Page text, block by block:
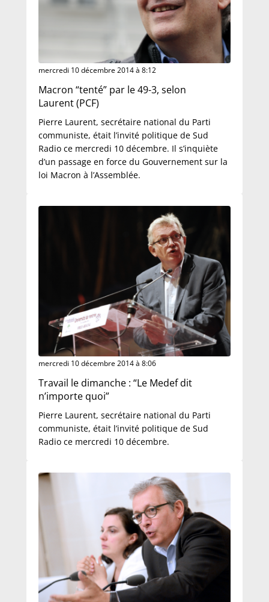
mercredi 10 décembre 2014 à 8:12
Macron “tenté” par le 49-3, selon
Laurent (PCF)
Pierre Laurent, secrétaire national du Parti
communiste, était l’invité politique de Sud
Radio ce mercredi 10 décembre. Il s’inquiète
d’un passage en force du Gouvernement sur la
loi Macron à l’Assemblée.
mercredi 10 décembre 2014 à 8:06
Travail le dimanche : “Le Medef dit
n’importe quoi”
Pierre Laurent, secrétaire national du Parti
communiste, était l’invité politique de Sud
Radio ce mercredi 10 décembre.